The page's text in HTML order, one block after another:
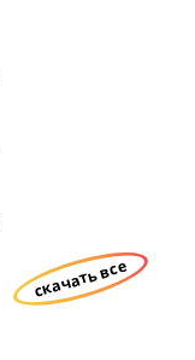
скачать все